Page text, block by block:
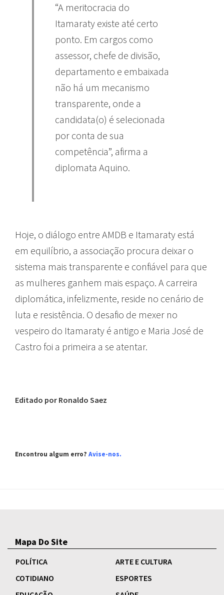
“A meritocracia do
Itamaraty existe até certo
ponto. Em cargos como
assessor, chefe de divisão,
departamento e embaixada
não há um mecanismo
transparente, onde a
candidata(o) é selecionada
por conta de sua
competência”, afirma a
diplomata Aquino.
Hoje, o diálogo entre AMDB e Itamaraty está
em equilíbrio, a associação procura deixar o
sistema mais transparente e confiável para que
as mulheres ganhem mais espaço. A carreira
diplomática, infelizmente, reside no cenário de
luta e resistência. O desafio de mexer no
vespeiro do Itamaraty é antigo e Maria José de
Castro foi a primeira a se atentar.
Editado por Ronaldo Saez
Encontrou algum erro? Avise-nos.
Mapa Do Site
POLÍTICA
ARTE E CULTURA
COTIDIANO
ESPORTES